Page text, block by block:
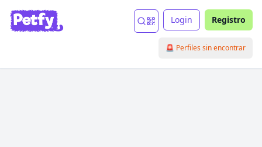
Login Registro
🚨 Perfiles sin encontrar